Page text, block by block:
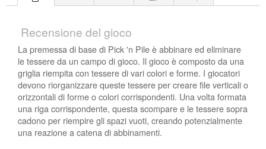
Recensione del gioco
La premessa di base di Pick 'n Pile è abbinare ed eliminare
le tessere da un campo di gioco. Il gioco è composto da una
griglia riempita con tessere di vari colori e forme. I giocatori
devono riorganizzare queste tessere per creare file verticali o
orizzontali di forme o colori corrispondenti. Una volta formata
una riga corrispondente, questa scompare e le tessere sopra
cadono per riempire gli spazi vuoti, creando potenzialmente
una reazione a catena di abbinamenti.